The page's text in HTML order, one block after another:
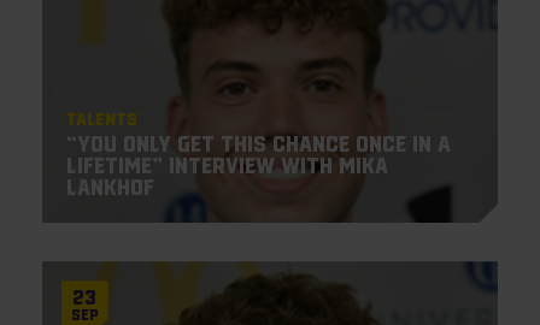
Talents
“You only get this chance once in a
lifetime” Interview with Mika
Lankhof
23
Sep